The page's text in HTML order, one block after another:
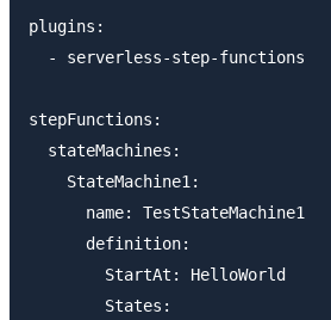
plugins:
  - serverless-step-functions
stepFunctions:
  stateMachines:
    StateMachine1:
      name: TestStateMachine1
      definition:
        StartAt: HelloWorld
        States: